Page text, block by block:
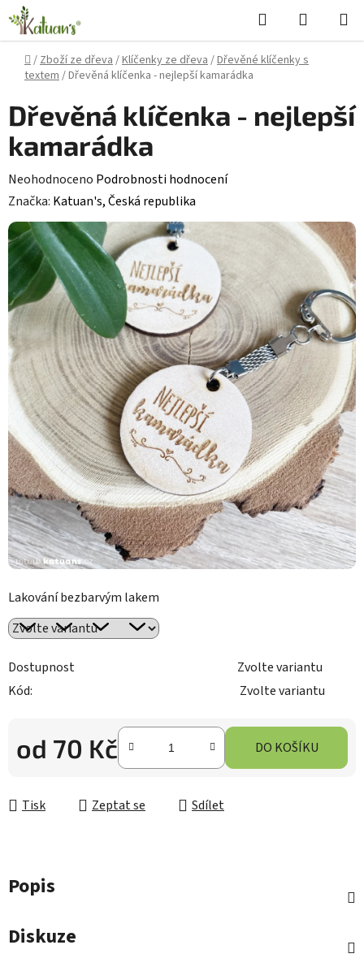
Přejít
na
obsah
Hledat
KOŠÍK
Domů
/Zboží ze dřeva/Klíčenky ze dřeva/Dřevěné klíčenky s
textem/Dřevěná klíčenka - nejlepší kamarádka
Lakování bezbarvým lakem
Dostupnost
Zvolte variantu
Kód:
Zvolte variantu
od 70 Kč DO KOŠÍKU
Tisk Zeptat se Sdílet
Dřevěná klíčenka - nejlepší
kamarádka
Průměrné
hodnocení
produktu
je
0,0
z
5
hvězdiček.
Neohodnoceno Podrobnosti hodnocení
Značka: Katuan's, Česká republika
Popis
Diskuze